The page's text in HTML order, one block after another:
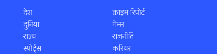
देश
दुनिया
राज्य
स्पोर्ट्स
क्राइम रिपोर्ट
गेम्स
राजनीति
करियर